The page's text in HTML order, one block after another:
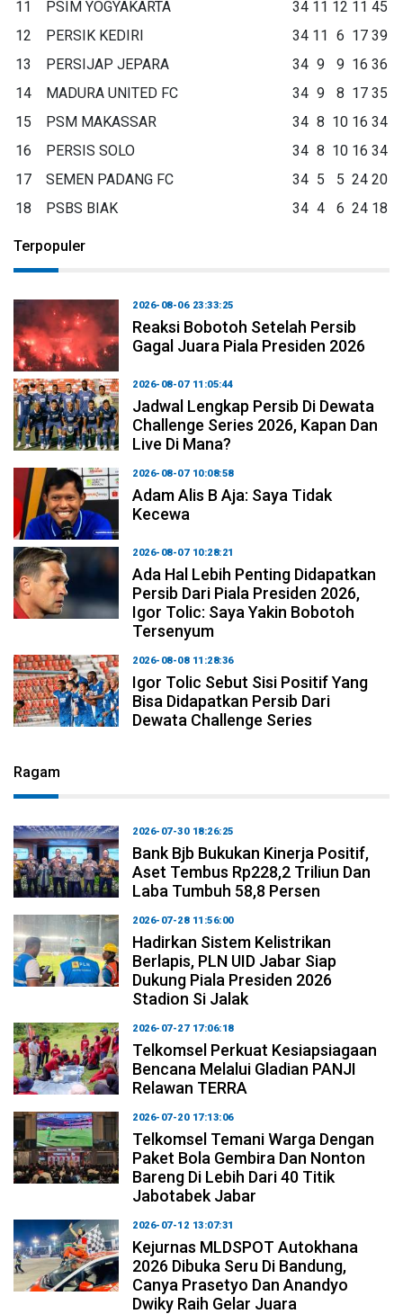
11 PSIM YOGYAKARTA 34 11 12 11 45
12
PERSIK KEDIRI 34 11 6 17 39
13
PERSIJAP JEPARA 34 9 9 16 36
14
MADURA UNITED FC 34 9 8 17 35
15
PSM MAKASSAR 34 8 10 16 34
16
PERSIS SOLO 34 8 10 16 34
17
SEMEN PADANG FC 34 5 5 24 20
18
PSBS BIAK 34 4 6 24 18
Terpopuler
2026-08-06 23:33:25
Reaksi Bobotoh Setelah Persib
Gagal Juara Piala Presiden 2026
2026-08-07 11:05:44
Jadwal Lengkap Persib Di Dewata
Challenge Series 2026, Kapan Dan
Live Di Mana?
2026-08-07 10:08:58
Adam Alis B Aja: Saya Tidak
Kecewa
2026-08-07 10:28:21
Ada Hal Lebih Penting Didapatkan
Persib Dari Piala Presiden 2026,
Igor Tolic: Saya Yakin Bobotoh
Tersenyum
2026-08-08 11:28:36
Igor Tolic Sebut Sisi Positif Yang
Bisa Didapatkan Persib Dari
Dewata Challenge Series
Ragam
2026-07-30 18:26:25
Bank Bjb Bukukan Kinerja Positif,
Aset Tembus Rp228,2 Triliun Dan
Laba Tumbuh 58,8 Persen
2026-07-28 11:56:00
Hadirkan Sistem Kelistrikan
Berlapis, PLN UID Jabar Siap
Dukung Piala Presiden 2026
Stadion Si Jalak
2026-07-27 17:06:18
Telkomsel Perkuat Kesiapsiagaan
Bencana Melalui Gladian PANJI
Relawan TERRA
2026-07-20 17:13:06
Telkomsel Temani Warga Dengan
Paket Bola Gembira Dan Nonton
Bareng Di Lebih Dari 40 Titik
Jabotabek Jabar
2026-07-12 13:07:31
Kejurnas MLDSPOT Autokhana
2026 Dibuka Seru Di Bandung,
Canya Prasetyo Dan Anandyo
Dwiky Raih Gelar Juara